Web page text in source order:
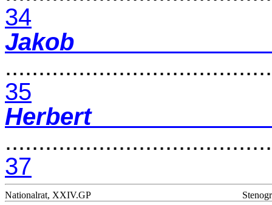
34
35
Herbert
37
Nationalrat, XXIV.GP